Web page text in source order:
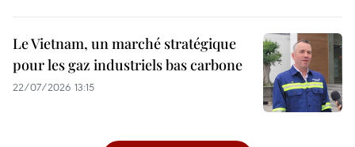
Le Vietnam, un marché stratégique
pour les gaz industriels bas carbone
22/07/2026 13:15